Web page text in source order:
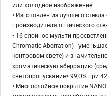
или холодное изображение
• Изготовлен из лучшего
производителя оптического
• 16-слойное мульти
Chromatic Aberration) -
контровом свете) и
хроматическую аберрацию
светопропускание> 99,0% при
• Многослойное покрытие